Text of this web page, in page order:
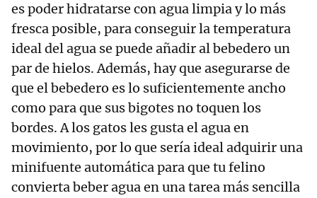
es poder hidratarse con agua limpia y lo más
fresca posible, para conseguir la temperatura
ideal del agua se puede añadir al bebedero un
par de hielos. Además, hay que asegurarse de
que el bebedero es lo suficientemente ancho
como para que sus bigotes no toquen los
bordes. A los gatos les gusta el agua en
movimiento, por lo que sería ideal adquirir una
minifuente automática para que tu felino
convierta beber agua en una tarea más sencilla